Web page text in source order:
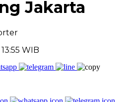
Jakarta
WIB